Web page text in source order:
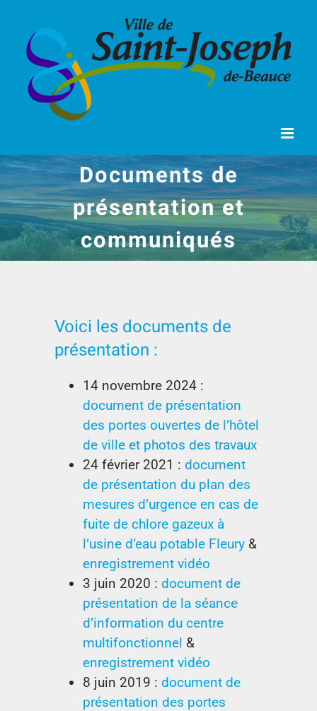
contenu
Documents de
présentation et
communiqués
Voici les documents de
présentation :
14 novembre 2024 :
document de présentation
des portes ouvertes de l’hôtel
de ville et photos des travaux
24 février 2021 :document
de présentation du plan des
mesures d’urgence en cas de
fuite de chlore gazeux à
l’usine d’eau potable Fleury &
enregistrement vidéo
3 juin 2020 :document de
présentation de la séance
d’information du centre
multifonctionnel &
enregistrement vidéo
8 juin 2019 :document de
présentation des portes